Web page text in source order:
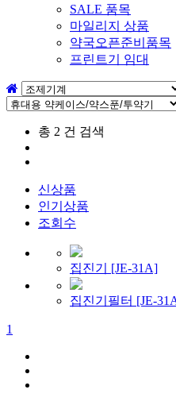
SALE 품목
마일리지 상품
약국오픈준비품목
프린트기 임대
총 2 건 검색
신상품
인기상품
조회수
집진기 [JE-31A]
집진기필터 [JE-
1